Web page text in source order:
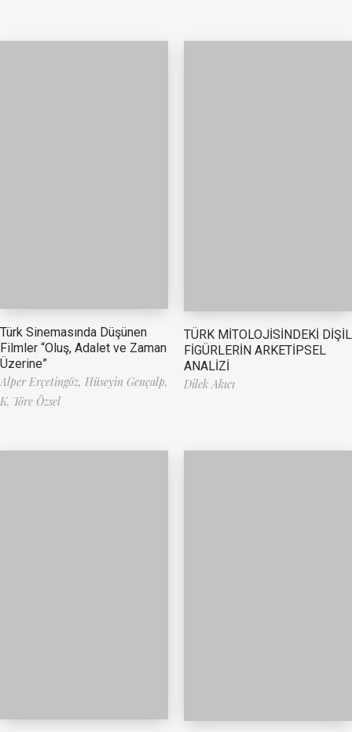
Türk Sinemasında Düşünen
Filmler “Oluş, Adalet ve Zaman
Üzerine”
Alper Erçetingöz, Hüseyin Gençalp,
K. Töre Özsel
TÜRK MİTOLOJİSİNDEKİ DİŞİL
FİGÜRLERİN ARKETİPSEL
ANALİZİ
Dilek Akıcı